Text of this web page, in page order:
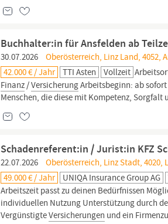
Buchhalter:in für Ansfelden ab
30.07.2026
Oberösterreich, Linz Land, 4052,
42.000 € / Jahr
TTI Asten Vollzeit
Finanz/VersicherungArbeitsbeginn: ab
Menschen, die diese mit Kompetenz,
Schadenreferent:in / Jurist:in KFZ
22.07.2026
Oberösterreich, Linz Stadt, 4020,
49.000 € / Jahr
UNIQA Insurance Group AG
Arbeitszeit passt zu deinen Bedürfnissen
individuellen Nutzung Unterstützung durch
VergünstigteVersicherungen und ein